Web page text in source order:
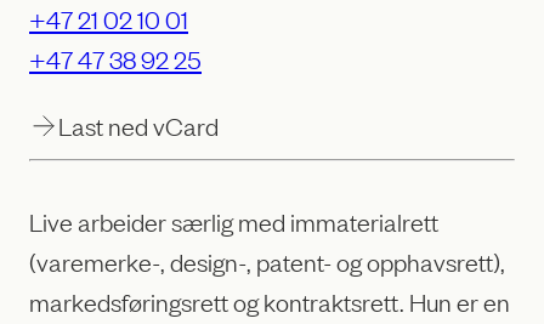
+47 21 02 10 01
+47 47 38 92 25
Last ned vCard
Live arbeider særlig med immaterialrett
(varemerke-, design-, patent- og opphavsrett),
markedsføringsrett og kontraktsrett. Hun er en